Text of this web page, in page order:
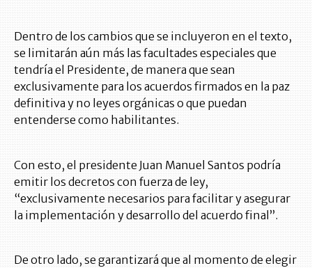
Dentro de los cambios que se incluyeron en el texto,
se limitarán aún más las facultades especiales que
tendría el Presidente, de manera que sean
exclusivamente para los acuerdos firmados en la paz
definitiva y no leyes orgánicas o que puedan
entenderse como habilitantes.
Con esto, el presidente Juan Manuel Santos podría
emitir los decretos con fuerza de ley,
“exclusivamente necesarios para facilitar y asegurar
la implementación y desarrollo del acuerdo final”.
De otro lado, se garantizará que al momento de elegir